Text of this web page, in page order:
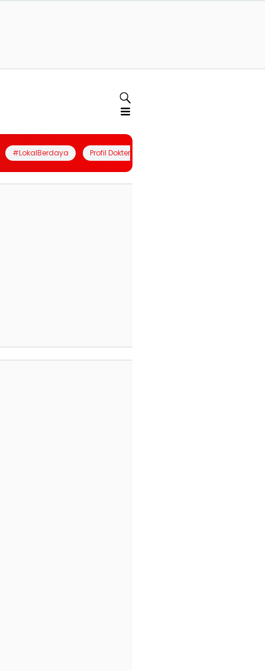
#LokalBerdaya Profil Dokter